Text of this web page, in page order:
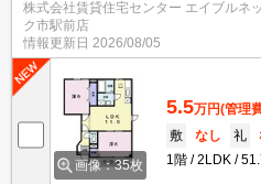
株式会社賃貸住宅センター エイブルネ
ク市駅前店
情報更新日 2026/08/05
画像：35枚
5.5万円(管理
敷
なし 礼
1階
2LDK